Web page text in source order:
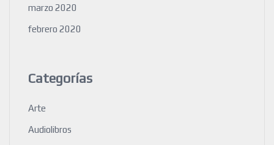
marzo 2020
febrero 2020
Categorías
Arte
Audiolibros